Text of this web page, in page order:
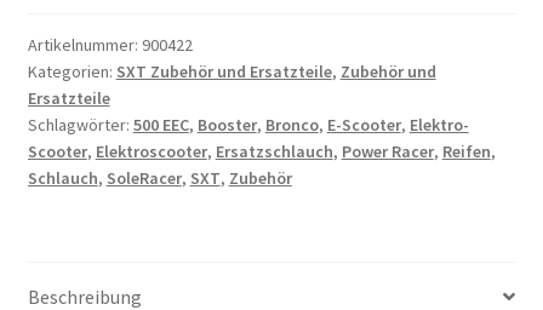
Artikelnummer: 900422
Kategorien: SXT Zubehör und Ersatzteile, Zubehör und
Ersatzteile
Schlagwörter: 500 EEC, Booster, Bronco, E-Scooter, Elektro-
Scooter, Elektroscooter, Ersatzschlauch, Power Racer, Reifen,
Schlauch, SoleRacer, SXT, Zubehör
Beschreibung